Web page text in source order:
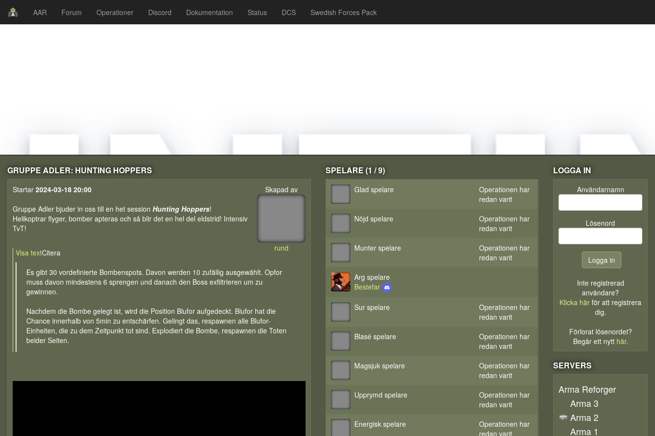
AAR Forum Operationer Discord Dokumentation Status DCS Swedish Forces Pack
GRUPPE ADLER: HUNTING HOPPERS
Skapad av
rund
Startar 2024-03-18 20:00
Gruppe Adler bjuder in oss till en het session Hunting Hoppers!
Helikoptrar flyger, bomber apteras och så blir det en hel del eldstrid! Intensiv
TvT!
Visa textCitera
Es gibt 30 vordefinierte Bombenspots. Davon werden 10 zufällig ausgewählt. Opfor
muss davon mindestens 6 sprengen und danach den Boss exfiltrieren um zu
gewinnen.
Nachdem die Bombe gelegt ist, wird die Position Blufor aufgedeckt. Blufor hat die
Chance innerhalb von 5min zu entschärfen. Gelingt das, respawnen alle Blufor-
Einheiten, die zu dem Zeitpunkt tot sind. Explodiert die Bombe, respawnen die Toten
beider Seiten.
der Zündung keine weitere Bombe legen). Bombe legen und Exfiltration starten wird
SPELARE (1 / 9)
Glad spelare
Operationen har
redan varit
Nöjd spelare
Operationen har
redan varit
Munter spelare
Operationen har
redan varit
Arg spelare
Bestefar
Sur spelare
Operationen har
redan varit
Blasé spelare
Operationen har
redan varit
Magsjuk spelare
Operationen har
redan varit
Upprymd spelare
Operationen har
redan varit
Energisk spelare
Operationen har
redan varit
LOGGA IN
Användarnamn
Lösenord
Inte registrerad
användare?
Klicka här för att registrera
dig.
Förlorat lösenordet?
Begär ett nytt här.
SERVERS
Arma Reforger
Arma 3
Arma 2
Arma 1